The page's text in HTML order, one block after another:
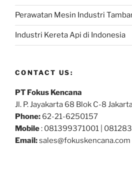
Perawatan Mesin Industri
Industri Kereta Api di Indonesia
CONTACT US:
PT Fokus Kencana
Jl. P. Jayakarta 68 Blok C-8
Phone: 62-21-6250157
Mobile: 081399371001 |
Email:sales@fokuskencana.com